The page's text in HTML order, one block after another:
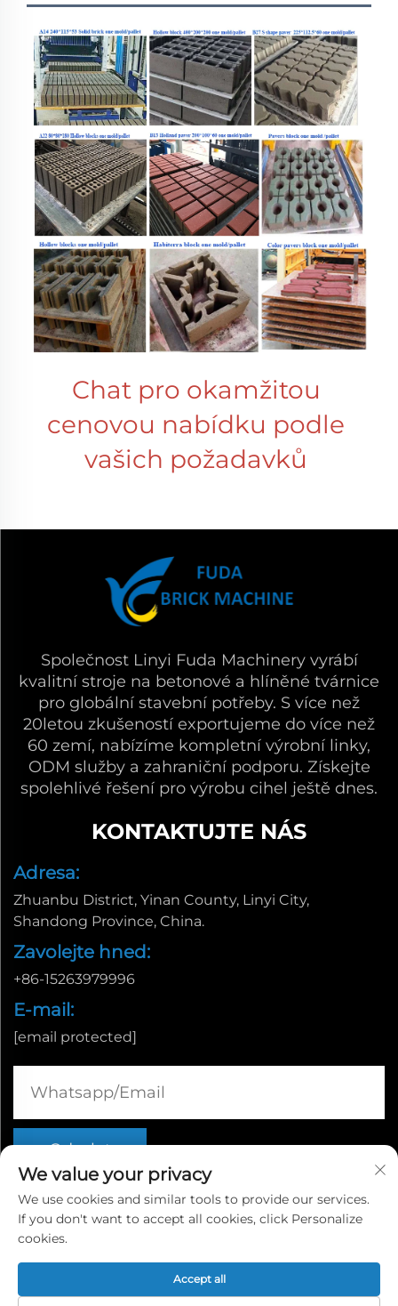
Chat pro okamžitou
cenovou nabídku podle
vašich požadavků
Společnost Linyi Fuda Machinery vyrábí
kvalitní stroje na betonové a hlíněné tvárnice
pro globální stavební potřeby. S více než
20letou zkušeností exportujeme do více než
60 zemí, nabízíme kompletní výrobní linky,
ODM služby a zahraniční podporu. Získejte
spolehlivé řešení pro výrobu cihel ještě dnes.
KONTAKTUJTE NÁS
Adresa:
Zhuanbu District, Yinan County, Linyi City,
Shandong Province, China.
Zavolejte hned:
+86-15263979996
E-mail:
[email protected]
Všechna práva vyhrazena © Linyi Fuda Machinery
We value your privacy
We use cookies and similar tools to provide our services.
If you don't want to accept all cookies, click Personalize
cookies.
Accept all